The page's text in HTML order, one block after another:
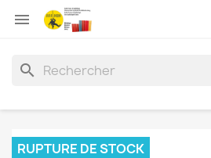

search
RUPTURE DE STOCK